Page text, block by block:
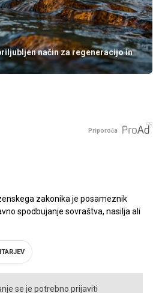
način za regeneracijo in
Priporoča
zakonika je posameznik
spodbujanje sovraštva, nasilja ali